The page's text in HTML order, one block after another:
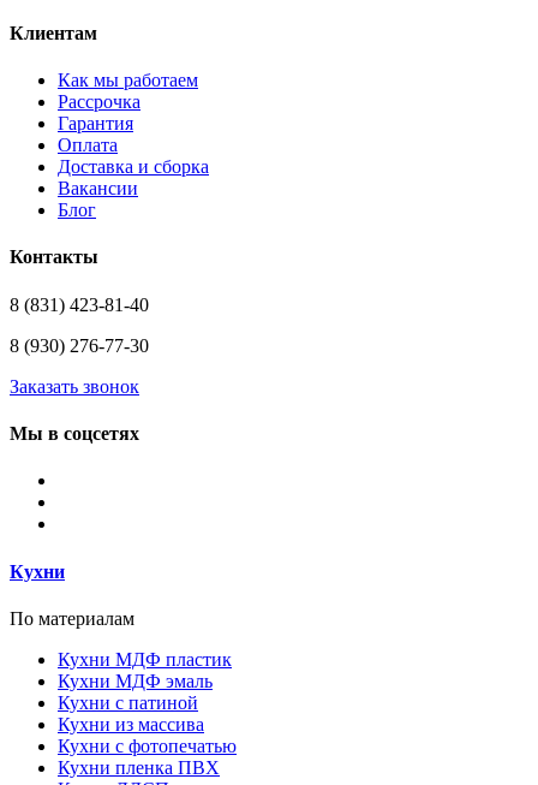
Клиентам
Как мы работаем
Рассрочка
Гарантия
Оплата
Доставка и сборка
Вакансии
Блог
Контакты
8 (831) 423-81-40
8 (930) 276-77-30
Заказать звонок
Мы в соцсетях
Кухни
По материалам
Кухни МДФ пластик
Кухни МДФ эмаль
Кухни с патиной
Кухни из массива
Кухни с фотопечатью
Кухни пленка ПВХ